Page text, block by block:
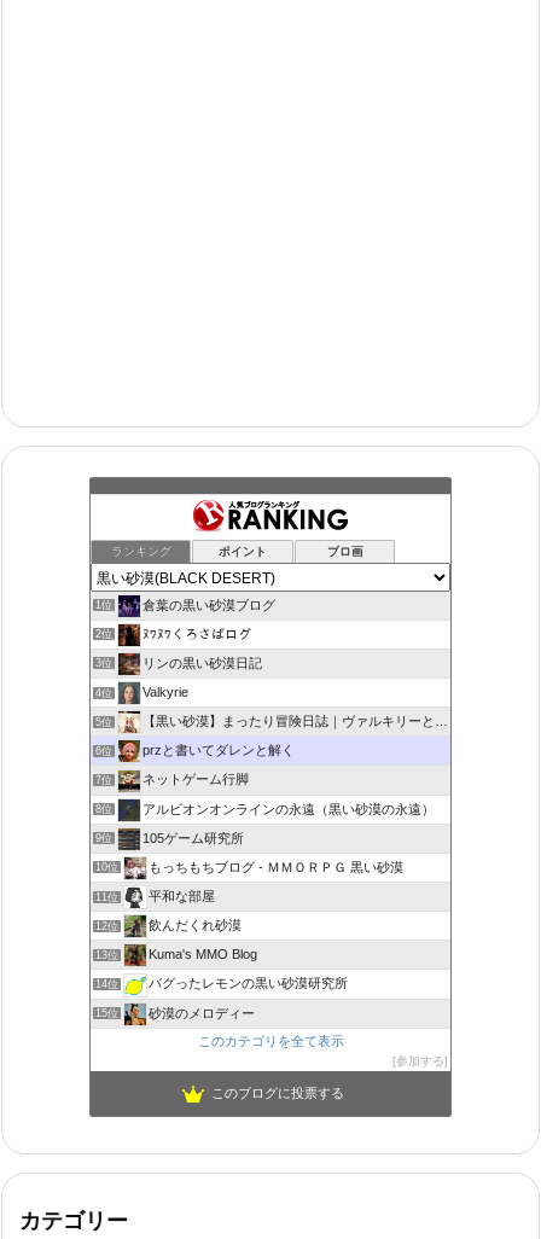
ランキング ポイント ブロ画
1位 倉葉の黒い砂漠ブログ
2位 ﾇﾜﾇﾜくろさばログ
3位 リンの黒い砂漠日記
4位 Valkyrie
5位 【黒い砂漠】まったり冒険日誌｜ヴァルキリーと闇の精霊の旅
6位 przと書いてダレンと解く
7位 ネットゲーム行脚
8位 アルビオンオンラインの永遠（黒い砂漠の永遠）
9位 105ゲーム研究所
10位 もっちもちブログ - ＭＭＯＲＰＧ 黒い砂漠
11位 平和な部屋
12位 飲んだくれ砂漠
13位 Kuma's MMO Blog
14位 バグったレモンの黒い砂漠研究所
15位
砂漠のメロディー
このカテゴリを全て表示
参加する
このブログに投票する
カテゴリー